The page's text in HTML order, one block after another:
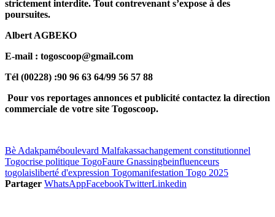
strictement interdite. Tout contrevenant s’expose à des
poursuites.
Albert AGBEKO
E-mail : togoscoop@gmail.com
Tél (00228) :90 96 63 64/99 56 57 88
Pour vos reportages annonces et publicité contactez la direction
commerciale de votre site Togoscoop.
Bè Adakpaméboulevard Malfakassachangement constitutionnel
Togocrise politique TogoFaure Gnassingbeinfluenceurs
togolaisliberté d'expression Togomanifestation Togo 2025
Partager WhatsAppFacebookTwitterLinkedin